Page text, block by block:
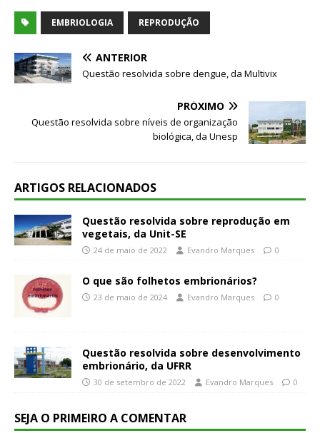
EMBRIOLOGIA REPRODUÇÃO
ANTERIOR
Questão resolvida sobre dengue, da Multivix
PRÓXIMO
Questão resolvida sobre níveis de organização
biológica, da Unesp
ARTIGOS RELACIONADOS
Questão resolvida sobre reprodução em
vegetais, da Unit-SE
24 de maio de 2022 Evandro Marques 0
O que são folhetos embrionários?
23 de maio de 2024 Evandro Marques 0
Questão resolvida sobre desenvolvimento
embrionário, da UFRR
30 de setembro de 2022 Evandro Marques 0
SEJA O PRIMEIRO A COMENTAR